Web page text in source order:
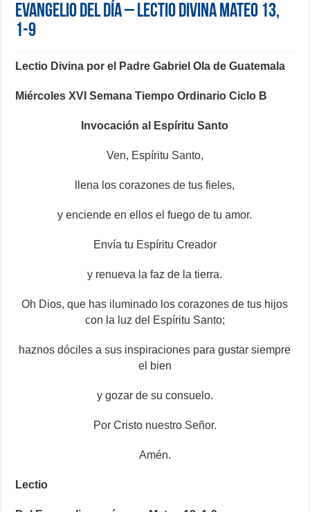
Evangelio del día – Lectio Divina Mateo 13,
1-9
Lectio Divina por el Padre Gabriel Ola de Guatemala
Miércoles XVI Semana Tiempo Ordinario Ciclo B
Invocación al Espíritu Santo
Ven, Espíritu Santo,
llena los corazones de tus fieles,
y enciende en ellos el fuego de tu amor.
Envía tu Espíritu Creador
y renueva la faz de la tierra.
Oh Dios, que has iluminado los corazones de tus hijos
con la luz del Espíritu Santo;
haznos dóciles a sus inspiraciones para gustar siempre
el bien
y gozar de su consuelo.
Por Cristo nuestro Señor.
Amén.
Lectio